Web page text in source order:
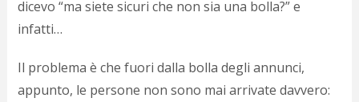
dicevo “ma siete sicuri che non sia una bolla?” e
infatti…
Il problema è che fuori dalla bolla degli annunci,
appunto, le persone non sono mai arrivate davvero: